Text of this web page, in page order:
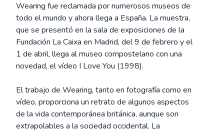
Wearing fue reclamada por numerosos museos de
todo el mundo y ahora llega a España. La muestra,
que se presentó en la sala de exposiciones de la
Fundación La Caixa en Madrid, del 9 de febrero y el
1 de abril, llega al museo compostelano con una
novedad, el vídeo I Love You (1998).
El trabajo de Wearing, tanto en fotografía como en
vídeo, proporciona un retrato de algunos aspectos
de la vida contemporánea británica, aunque son
extrapolables a la sociedad occidental. La